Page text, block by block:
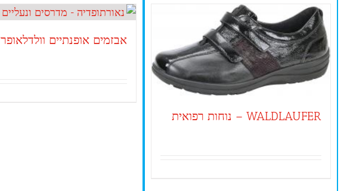
WALDLAUFER – נוחות רפואית
אבזמים אופנתיים וולדלאופר